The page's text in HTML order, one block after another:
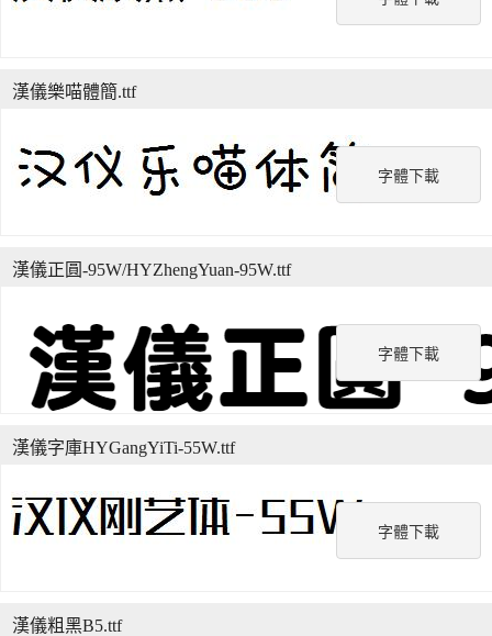
字體下載
漢儀樂喵體簡.ttf
字體下載
漢儀正圓-95W/HYZhengYuan-95W.ttf
字體下載
漢儀字庫HYGangYiTi-55W.ttf
漢儀粗黑B5.ttf